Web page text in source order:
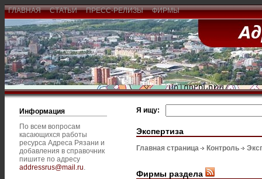
ГЛАВНАЯ СТАТЬИ ПРЕСС-РЕЛИЗЫ ФИРМЫ
Информация
По всем вопросам
касающихся работы
ресурса Адреса Рязани и
добавления в справочник
пишите по адресу
addressrus@mail.ru.
Я ищу:
Экспертиза
Главная страница Контроль
Фирмы раздела